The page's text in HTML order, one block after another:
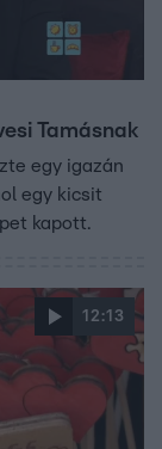
Tamásnak
egy igazán
egy kicsit
kapott.
12:13